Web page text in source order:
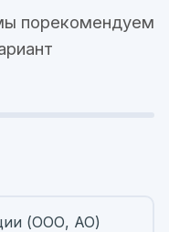
порекомендуем
(ООО, АО)